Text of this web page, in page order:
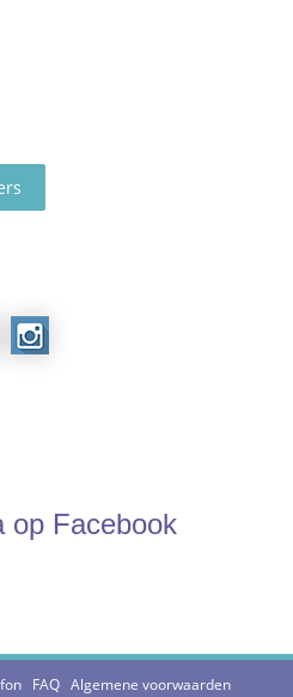
op Facebook
FAQ Algemene voorwaarden